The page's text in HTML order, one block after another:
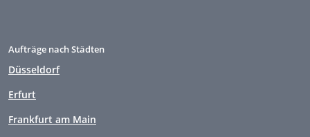
Aufträge nach Städten
Düsseldorf
Erfurt
Frankfurt am Main